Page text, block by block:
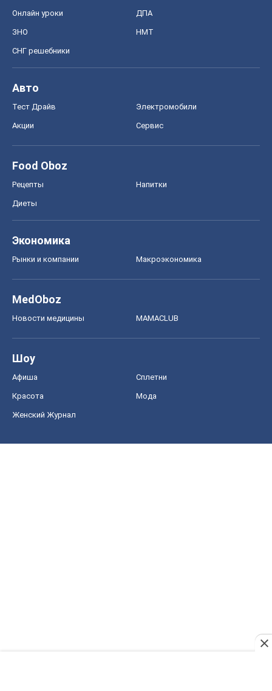
Онлайн уроки ДПА
ЗНО НМТ
СНГ решебники
Авто
Тест Драйв Электромобили
Акции Сервис
Food Oboz
Рецепты Напитки
Диеты
Экономика
Рынки и компании Mакроэкономика
MedOboz
Новости медицины MAMACLUB
Шоу
Афиша Сплетни
Красота Мода
Женский Журнал